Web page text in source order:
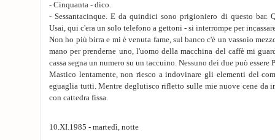
- Cinquanta - dico.
- Sessantacinque. E da quindici sono prigioniero di questo bar.
Usai, qui c'era un solo telefono a gettoni - si interrompe per
Non ho più birra e mi è venuta fame, sul banco c'è un vassoio
mano per prenderne uno, l'uomo della macchina del caffè mi
cassa segna un numero su un taccuino. Nessuno dei due può essere
Mastico lentamente, non riesco a indovinare gli elementi del
eguaglia tutti. Mentre deglutisco rifletto sulle mie nuove cene da
con cattedra fissa.
10.XI.1985 - martedì, notte